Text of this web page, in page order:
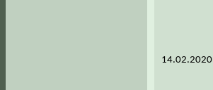
14.02.2020